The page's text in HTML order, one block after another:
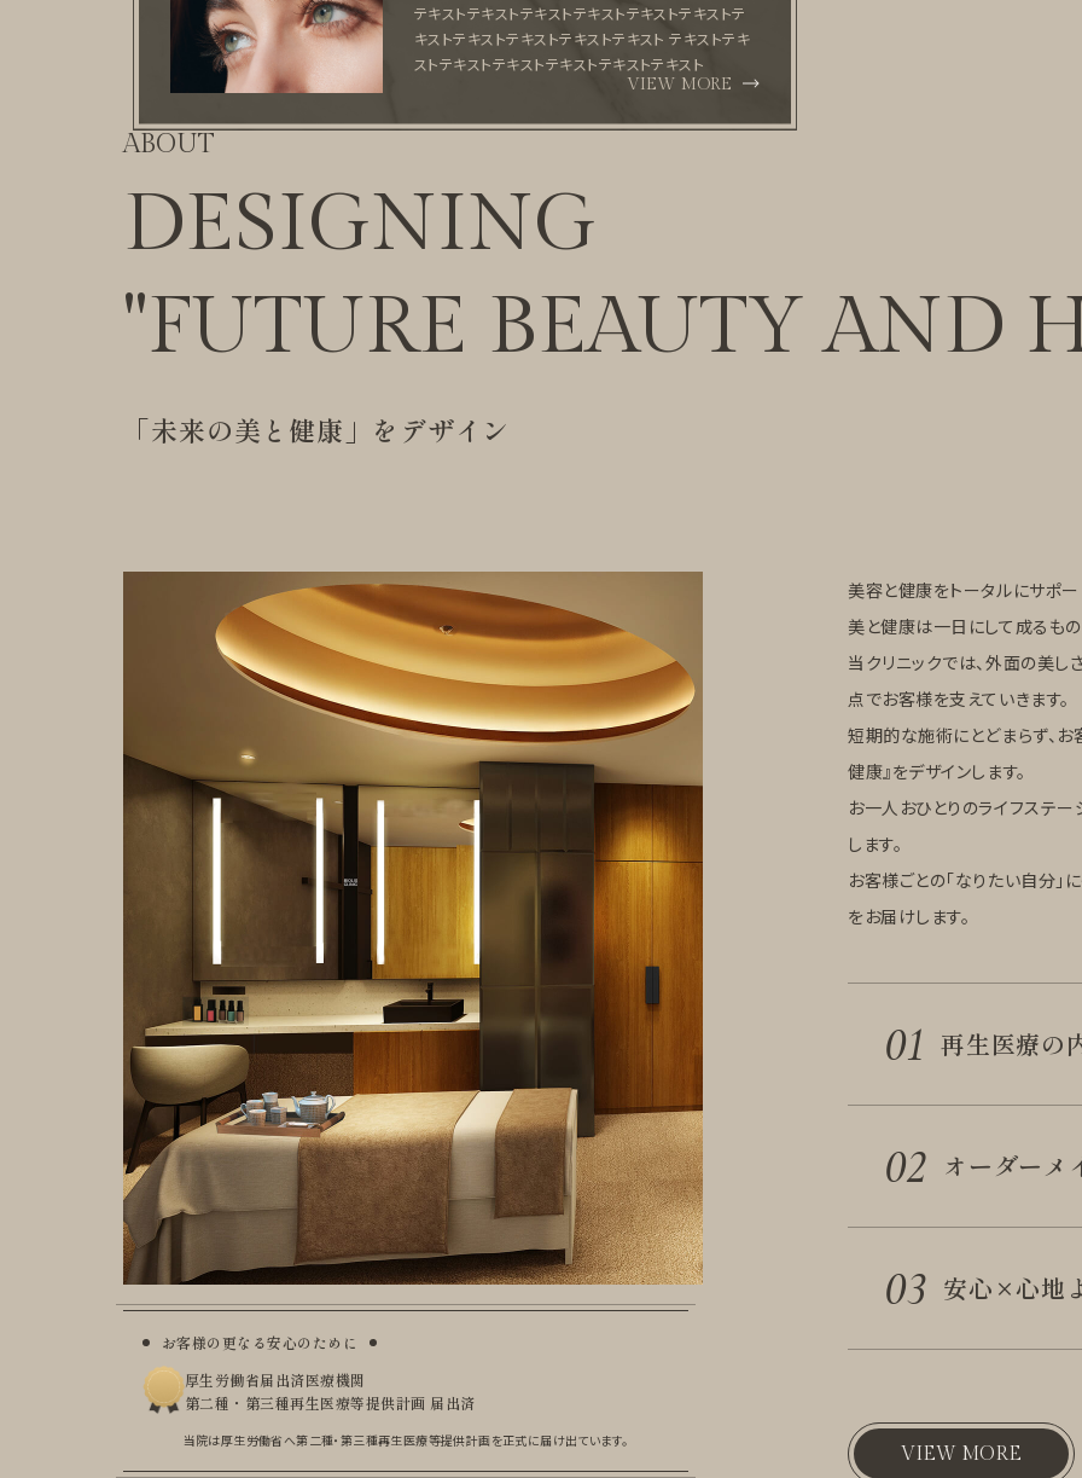
テキストテキストテキストテキストテキストテキストテ
キストテキストテキストテキストテキスト テキストテキ
ストテキストテキストテキストテキストテキスト
VIEW MORE
ABOUT
DESIGNING
"FUTURE BEAUTY AND
「未来の美と健康」をデザイン
お客様の更なる安心のために
厚生労働省届出済医療機関
第二種・第三種再生医療等提供計画 届出済
当院は厚生労働省へ第二種・第三種再生医療等提供計画を正式に届け出ています。
美容と健康をトータルにサポー
美と健康は一日にして成るもの
当クリニックでは、外面の美
点でお客様を支えていきます。
短期的な施術にとどまらず、
健康』をデザインします。
お一人おひとりのライフステ
します。
お客様ごとの「なりたい自分
をお届けします。
01 再生医療の
02 オーダーメ
03 安心×心地
VIEW MORE